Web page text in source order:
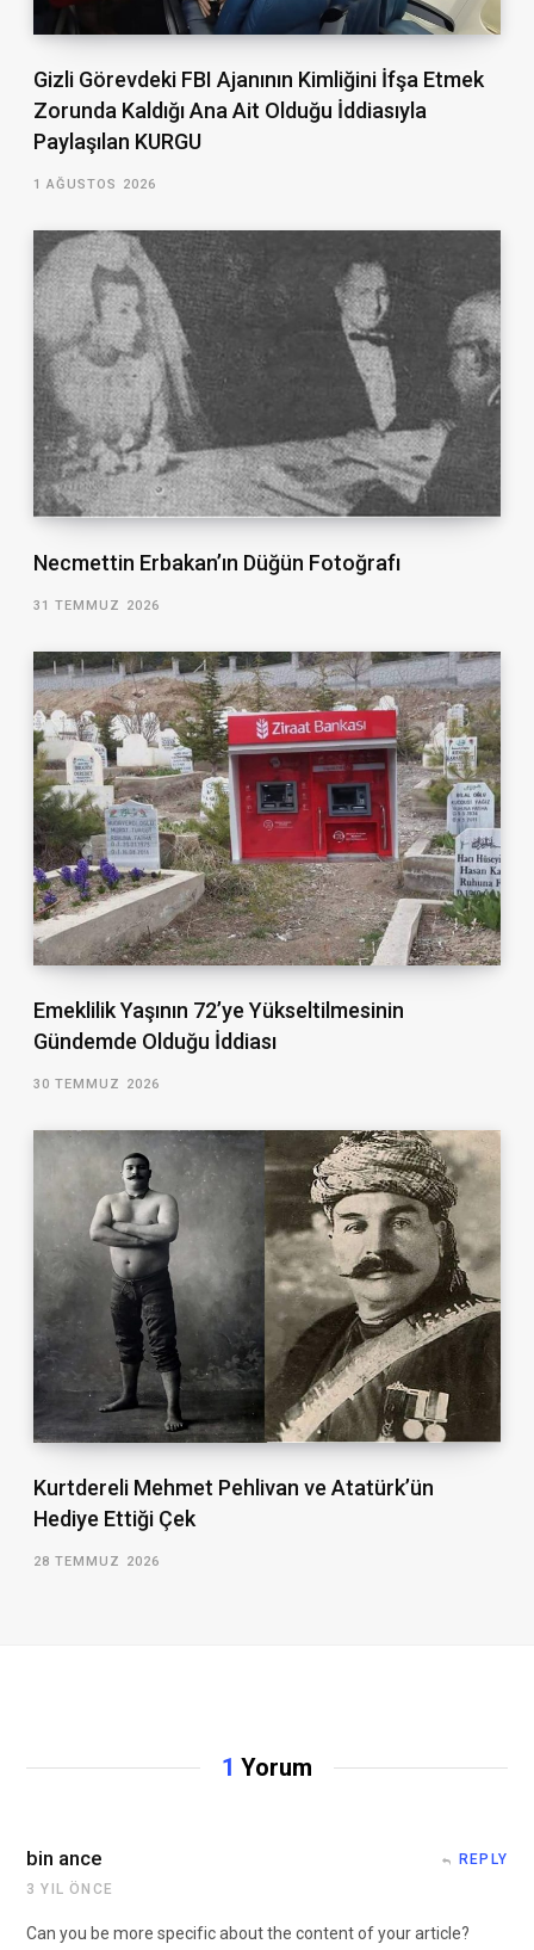
Gizli Görevdeki FBI Ajanının Kimliğini İfşa Etmek
Zorunda Kaldığı Ana Ait Olduğu İddiasıyla
Paylaşılan KURGU
1 AĞUSTOS 2026
Necmettin Erbakan’ın Düğün Fotoğrafı
31 TEMMUZ 2026
Emeklilik Yaşının 72’ye Yükseltilmesinin
Gündemde Olduğu İddiası
30 TEMMUZ 2026
Kurtdereli Mehmet Pehlivan ve Atatürk’ün
Hediye Ettiği Çek
28 TEMMUZ 2026
1 Yorum
bin ance
3 YIL ÖNCE
REPLY
Can you be more specific about the content of your article?